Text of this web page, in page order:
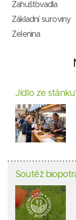
Zahušťovadla
Základní suroviny
Zelenina
Jídlo ze
Soutěž